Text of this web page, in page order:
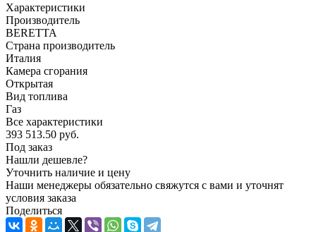
Характеристики
Производитель
BERETTA
Страна производитель
Италия
Камера сгорания
Открытая
Вид топлива
Газ
Все характеристики
393 513.50 руб.
Под заказ
Нашли дешевле?
Уточнить наличие и цену
Наши менеджеры обязательно свяжутся с вами и уточнят
условия заказа
Поделиться